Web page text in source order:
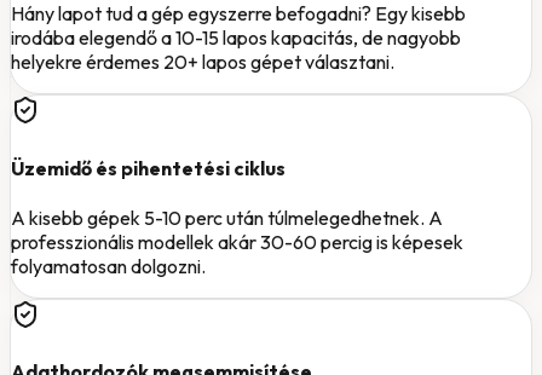
Hány lapot tud a gép egyszerre befogadni? Egy kisebb
irodába elegendő a 10-15 lapos kapacitás, de nagyobb
helyekre érdemes 20+ lapos gépet választani.
Üzemidő és pihentetési ciklus
A kisebb gépek 5-10 perc után túlmelegedhetnek. A
professzionális modellek akár 30-60 percig is képesek
folyamatosan dolgozni.